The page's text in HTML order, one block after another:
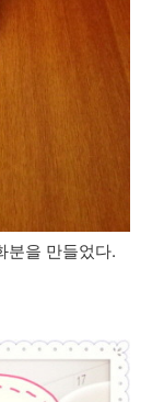
분을 만들었다.